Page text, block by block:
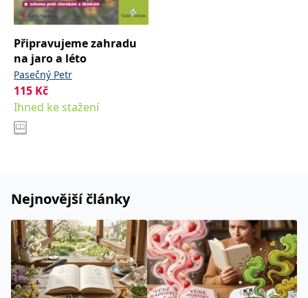
Připravujeme zahradu
na jaro a léto
Pasečný Petr
115 Kč
Ihned ke stažení
Nejnovější články